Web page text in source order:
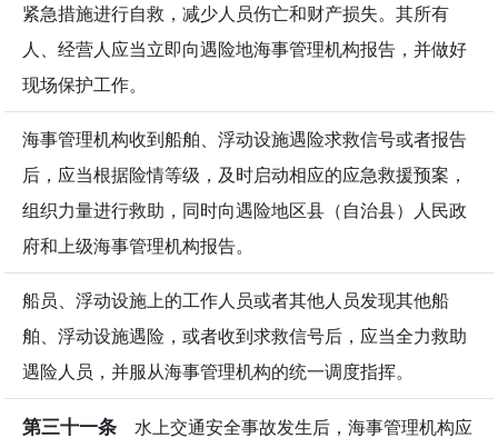
紧急措施进行自救，减少人员伤亡和财产损失。其所有
人、经营人应当立即向遇险地海事管理机构报告，并做好
现场保护工作。
海事管理机构收到船舶、浮动设施遇险求救信号或者报告
后，应当根据险情等级，及时启动相应的应急救援预案，
组织力量进行救助，同时向遇险地区县（自治县）人民政
府和上级海事管理机构报告。
船员、浮动设施上的工作人员或者其他人员发现其他船
舶、浮动设施遇险，或者收到求救信号后，应当全力救助
遇险人员，并服从海事管理机构的统一调度指挥。
第三十一条 水上交通安全事故发生后，海事管理机构应